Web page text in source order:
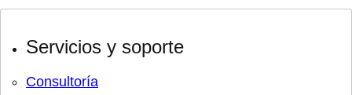
Servicios y soporte
Consultoría